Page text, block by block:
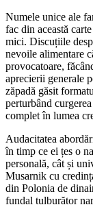
Numele unice ale
fac din această
mici. Discuțiile
nevoile alimentare
provocatoare,
aprecierii generale
zăpadă găsit
perturbând
complet în lumea
Audacitatea
în timp ce ei țes o
personală, cât și
Musarnik cu
din Polonia de
fundal tulburător